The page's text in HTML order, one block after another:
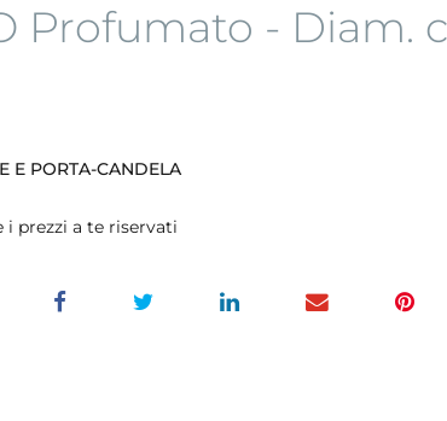
Profumato - Diam.
E PORTA-CANDELA
i prezzi a te riservati